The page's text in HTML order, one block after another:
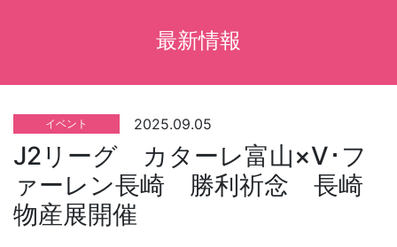
最新情報
イベント 2025.09.05
J2リーグ カターレ富山×V･フ
ァーレン長崎 勝利祈念 長崎
物産展開催